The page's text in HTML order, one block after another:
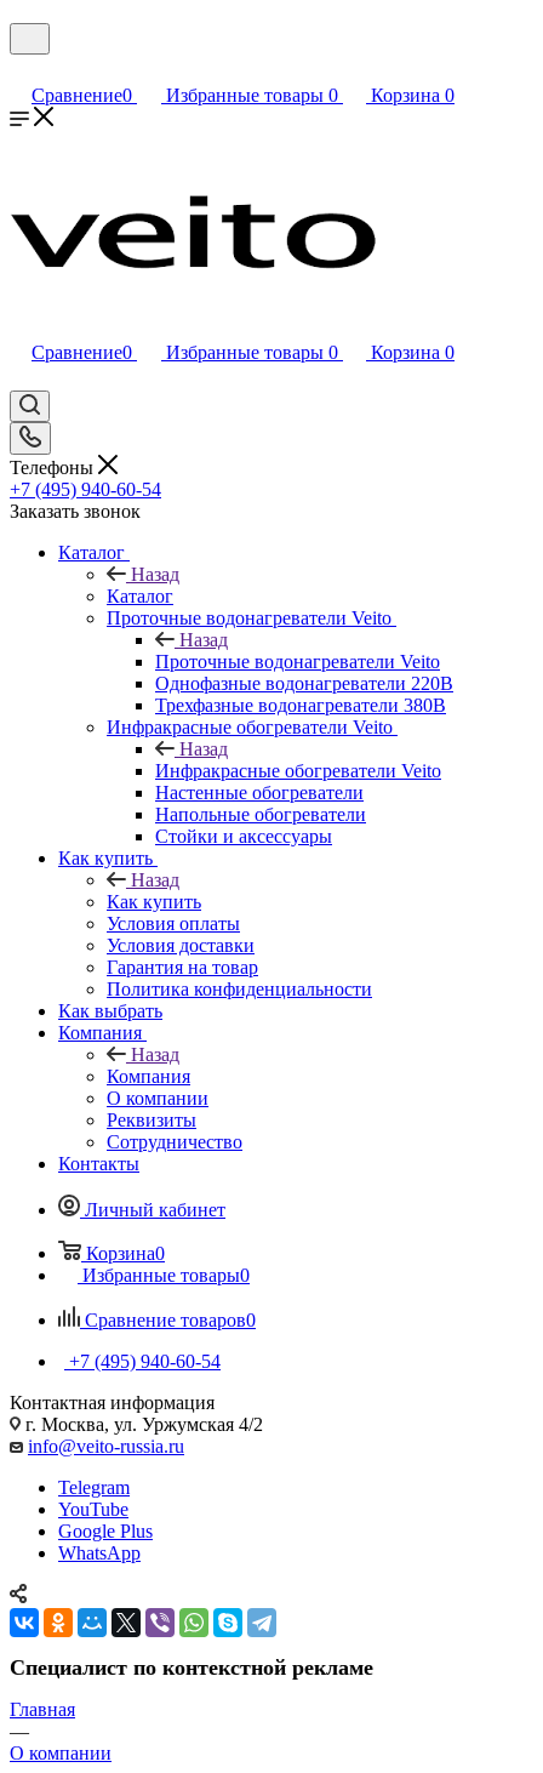
Сравнение0 Избранные товары 0 Корзина 0
Сравнение0 Избранные товары 0 Корзина 0
Телефоны
+7 (495) 940-60-54
Заказать звонок
Каталог
Назад
Каталог
Проточные водонагреватели Veito
Назад
Проточные водонагреватели Veito
Однофазные водонагреватели 220В
Трехфазные водонагреватели 380В
Инфракрасные обогреватели Veito
Назад
Инфракрасные обогреватели Veito
Настенные обогреватели
Напольные обогреватели
Стойки и аксессуары
Как купить
Назад
Как купить
Условия оплаты
Условия доставки
Гарантия на товар
Политика конфиденциальности
Как выбрать
Компания
Назад
Компания
О компании
Реквизиты
Сотрудничество
Контакты
Личный кабинет
Корзина0
Избранные товары0
Сравнение товаров0
+7 (495) 940-60-54
Контактная информация
г. Москва, ул. Уржумская 4/2
info@veito-russia.ru
Telegram
YouTube
Google Plus
WhatsApp
Специалист по контекстной рекламе
Главная
—
О компании